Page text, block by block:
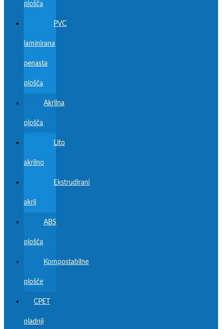
plošča
PVC
laminirana
penasta
plošča
Akrilna
plošča
Lito
akrilno
Ekstrudirani
akril
ABS
plošča
Kompostabilne
plošče
CPET
pladnji